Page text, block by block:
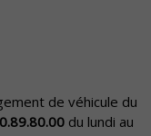
de véhicule du
du lundi au